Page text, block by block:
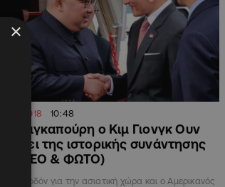
10.06.2018 10:48
Στη Σιγκαπούρη ο Κιμ Γιονγκ Ουν
ενόψει της ιστορικής συνάντησης
(BINTEO & ΦΩΤΟ)
Καθ' οδόν για την ασιατική χώρα και ο Αμερικανός
×